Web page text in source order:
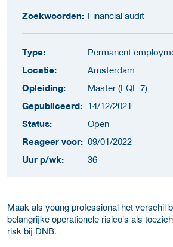
Zoekwoorden: Financial audit
Type:
Permanent
Locatie:
Amsterdam
Opleiding:
Master (EQF 7)
Gepubliceerd: 14/12/2021
Status:
Open
Reageer voor: 09/01/2022
Uur p/wk:
36
Maak als young professional het verschil
belangrijke operationele risico’s als
risk bij DNB.